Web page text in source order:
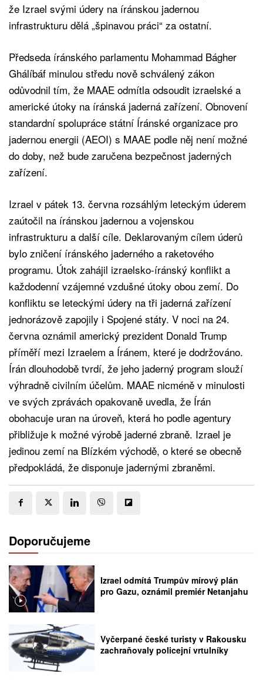
že Izrael svými údery na íránskou jadernou
infrastrukturu dělá „špinavou práci“ za ostatní.
Předseda íránského parlamentu Mohammad Bágher
Ghálíbáf minulou středu nově schválený zákon
odůvodnil tím, že MAAE odmítla odsoudit izraelské a
americké útoky na íránská jaderná zařízení. Obnovení
standardní spolupráce státní Íránské organizace pro
jadernou energii (AEOI) s MAAE podle něj není možné
do doby, než bude zaručena bezpečnost jaderných
zařízení.
Izrael v pátek 13. června rozsáhlým leteckým úderem
zaútočil na íránskou jadernou a vojenskou
infrastrukturu a další cíle. Deklarovaným cílem úderů
bylo zničení íránského jaderného a raketového
programu. Útok zahájil izraelsko-íránský konflikt a
každodenní vzájemné vzdušné útoky obou zemí. Do
konfliktu se leteckými údery na tři jaderná zařízení
jednorázově zapojily i Spojené státy. V noci na 24.
června oznámil americký prezident Donald Trump
příměří mezi Izraelem a Íránem, které je dodržováno.
Írán dlouhodobě tvrdí, že jeho jaderný program slouží
výhradně civilním účelům. MAAE nicméně v minulosti
ve svých zprávách opakovaně uvedla, že Írán
obohacuje uran na úroveň, která ho podle agentury
přibližuje k možné výrobě jaderné zbraně. Izrael je
jedinou zemí na Blízkém východě, o které se obecně
předpokládá, že disponuje jadernými zbraněmi.
Doporučujeme
Izrael odmítá Trumpův mírový plán
pro Gazu, oznámil premiér Netanjahu
Vyčerpané české turisty v Rakousku
zachraňovaly policejní vrtulníky